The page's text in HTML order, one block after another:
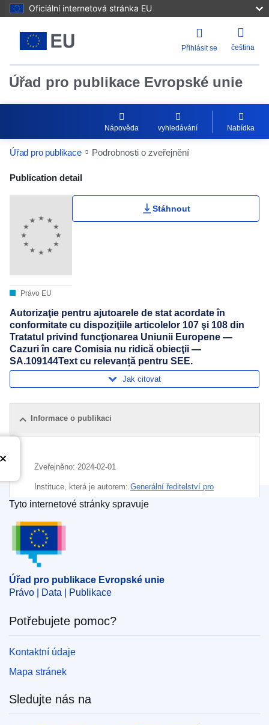
Oficiální internetová stránka EU
Přihlásit se čeština
Úřad pro publikace Evropské unie
Nápověda vyhledávání Nabídka
Úřad pro publikace Podrobnosti o zveřejnění
Publication Detail Actions Portlet
Publication detail
Právo EU
Stáhnout
Autorizaţie pentru ajutoarele de stat acordate în
conformitate cu dispoziţiile articolelor 107 şi 108 din
Tratatul privind funcţionarea Uniunii Europene —
Cazuri în care Comisia nu ridică obiecţii —
SA.109144Text cu relevanță pentru SEE.
Jak citovat
Informace o publikaci
Zveřejněno: 2024-02-01
Instituce, která je autorem: Generální ředitelství pro
hospodářskou soutěž(Evropská komise
Téma:
vydávání
CELEX : 52024AS109144
ELI :C/2024/1217/oj
OJ : C_202401217
IMMC : C(2023)9180/3248229
pdfa2a
Úřad pro publikace Evropské unie
Tyto internetové stránky spravuje
Úřad pro publikace Evropské unie
Právo | Data | Publikace
Potřebujete pomoc?
Kontaktní údaje
Mapa stránek
Sledujte nás na